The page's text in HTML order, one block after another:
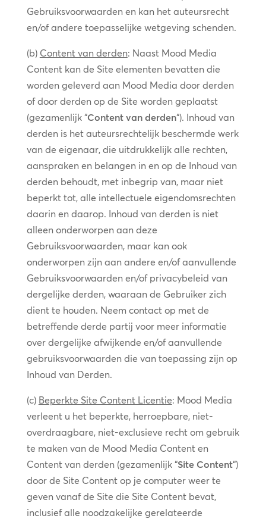
Gebruiksvoorwaarden en kan het auteursrecht
en/of andere toepasselijke wetgeving schenden.
(b) Content van derden: Naast Mood Media
Content kan de Site elementen bevatten die
worden geleverd aan Mood Media door derden
of door derden op de Site worden geplaatst
(gezamenlijk “Content van derden“). Inhoud van
derden is het auteursrechtelijk beschermde werk
van de eigenaar, die uitdrukkelijk alle rechten,
aanspraken en belangen in en op de Inhoud van
derden behoudt, met inbegrip van, maar niet
beperkt tot, alle intellectuele eigendomsrechten
daarin en daarop. Inhoud van derden is niet
alleen onderworpen aan deze
Gebruiksvoorwaarden, maar kan ook
onderworpen zijn aan andere en/of aanvullende
Gebruiksvoorwaarden en/of privacybeleid van
dergelijke derden, waaraan de Gebruiker zich
dient te houden. Neem contact op met de
betreffende derde partij voor meer informatie
over dergelijke afwijkende en/of aanvullende
gebruiksvoorwaarden die van toepassing zijn op
Inhoud van Derden.
(c) Beperkte Site Content Licentie: Mood Media
verleent u het beperkte, herroepbare, niet-
overdraagbare, niet-exclusieve recht om gebruik
te maken van de Mood Media Content en
Content van derden (gezamenlijk “Site Content“)
door de Site Content op je computer weer te
geven vanaf de Site die Site Content bevat,
inclusief alle noodzakelijke gerelateerde